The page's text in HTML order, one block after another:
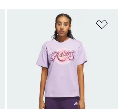
Añadir a la lista de deseos